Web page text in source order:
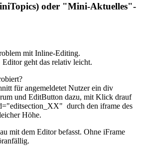
oder "Mini-Aktuelles"-
mit Inline-Editing.
geht das relativ leicht.
für angemeldetet Nutzer ein div
und EditButton dazu, mit Klick drauf
durch den iframe des
Höhe.
mit dem Editor befasst. Ohne iFrame